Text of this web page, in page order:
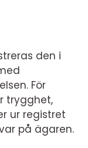
den i
För
trygghet,
ur registret
på ägaren.